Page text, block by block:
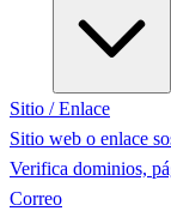
Sitio / Enlace
Sitio web o enlace
Verifica dominios,
Correo